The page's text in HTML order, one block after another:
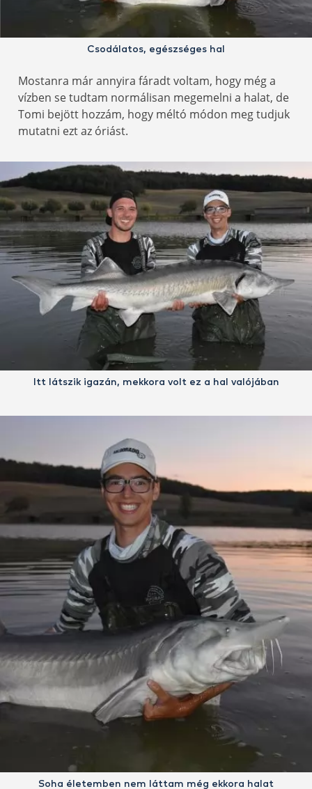
Csodálatos, egészséges hal
Mostanra már annyira fáradt voltam, hogy még a
vízben se tudtam normálisan megemelni a halat, de
Tomi bejött hozzám, hogy méltó módon meg tudjuk
mutatni ezt az óriást.
Itt látszik igazán, mekkora volt ez a hal valójában
Soha életemben nem láttam még ekkora halat